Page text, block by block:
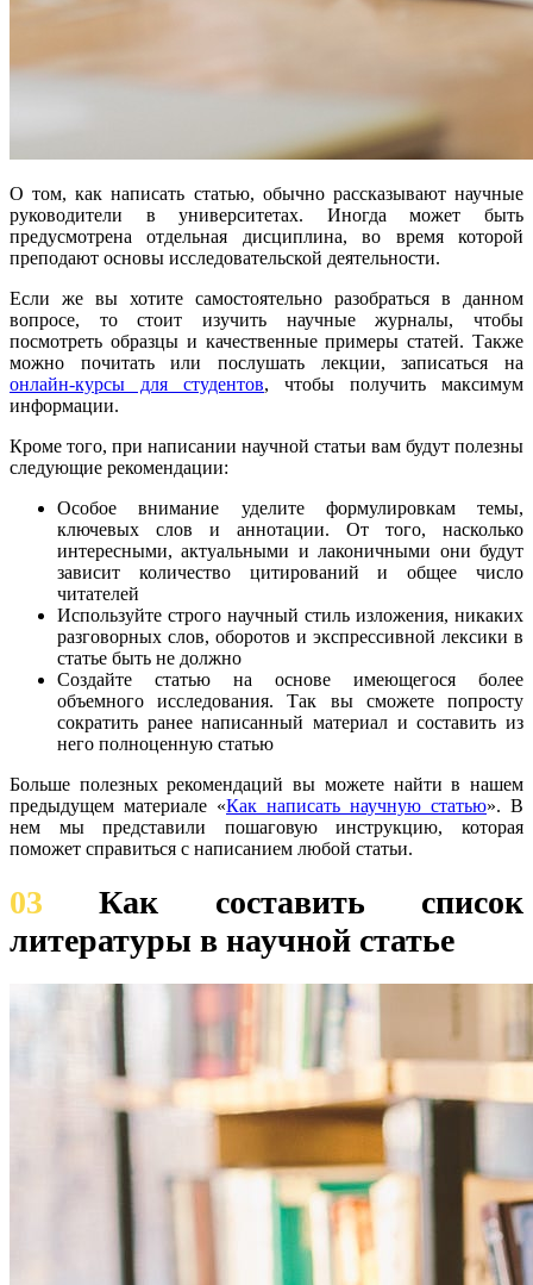
О том, как написать статью, обычно рассказывают научные
руководители в университетах. Иногда может быть
предусмотрена отдельная дисциплина, во время которой
преподают основы исследовательской деятельности.
Если же вы хотите самостоятельно разобраться в данном
вопросе, то стоит изучить научные журналы, чтобы
посмотреть образцы и качественные примеры статей. Также
можно почитать или послушать лекции, записаться на
онлайн-курсы для студентов, чтобы получить максимум
информации.
Кроме того, при написании научной статьи вам будут полезны
следующие рекомендации:
Особое внимание уделите формулировкам темы,
ключевых слов и аннотации. От того, насколько
интересными, актуальными и лаконичными они будут
зависит количество цитирований и общее число
читателей
Используйте строго научный стиль изложения, никаких
разговорных слов, оборотов и экспрессивной лексики в
статье быть не должно
Создайте статью на основе имеющегося более
объемного исследования. Так вы сможете попросту
сократить ранее написанный материал и составить из
него полноценную статью
Больше полезных рекомендаций вы можете найти в нашем
предыдущем материале «Как написать научную статью». В
нем мы представили пошаговую инструкцию, которая
поможет справиться с написанием любой статьи.
03 Как составить список
литературы в научной статье